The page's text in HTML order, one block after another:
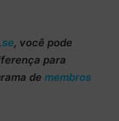
, você pode
para
de membros